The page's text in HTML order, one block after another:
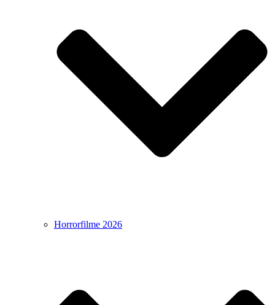
Horrorfilme 2026